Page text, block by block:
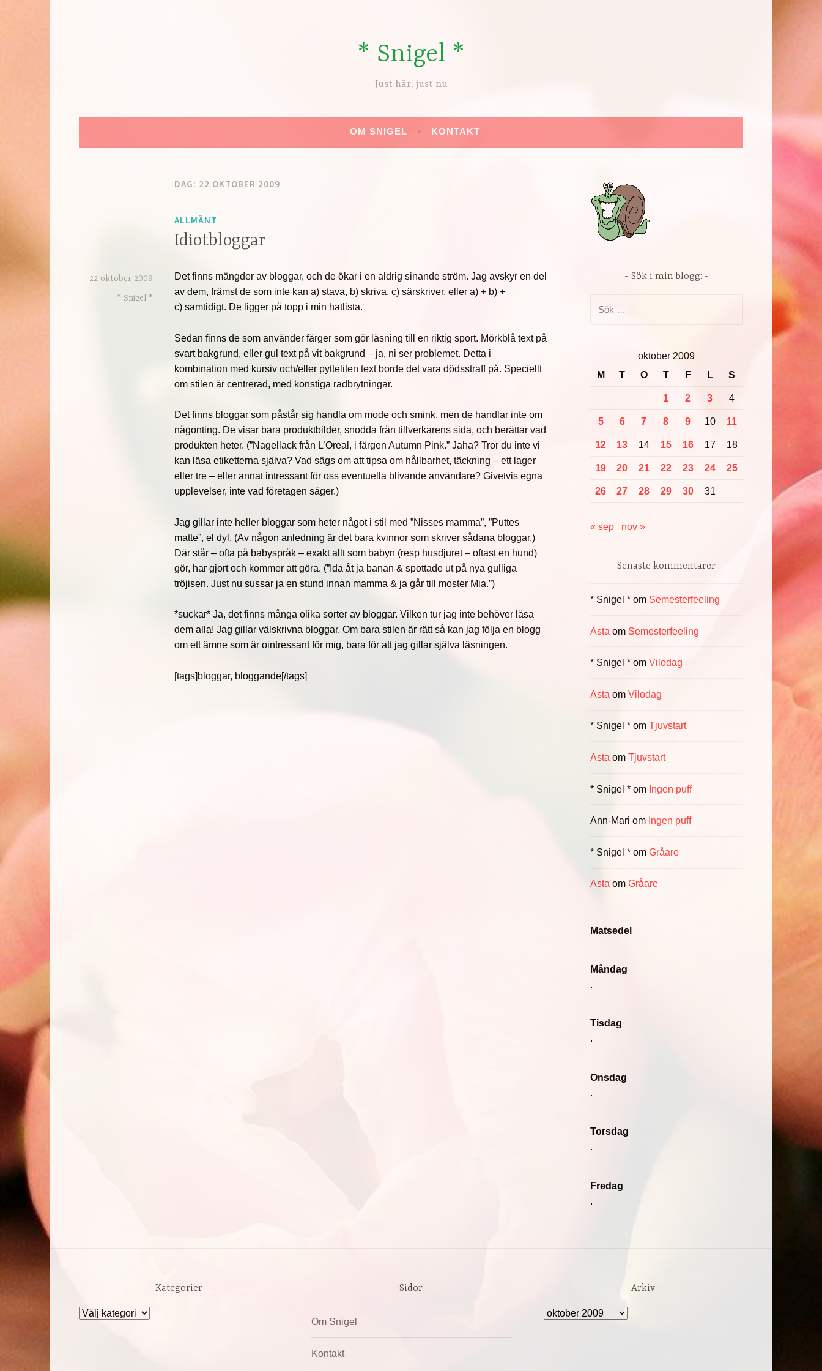
* Snigel *
Just här, just nu
OM SNIGEL KONTAKT
DAG: 22 OKTOBER 2009
ALLMÄNT
Idiotbloggar
22 oktober 2009
* Snigel *
Det finns mängder av bloggar, och de ökar i en aldrig sinande ström. Jag avskyr en del
av dem, främst de som inte kan a) stava, b) skriva, c) särskriver, eller a) + b) +
c) samtidigt. De ligger på topp i min hatlista.
Sedan finns de som använder färger som gör läsning till en riktig sport. Mörkblå text på
svart bakgrund, eller gul text på vit bakgrund – ja, ni ser problemet. Detta i
kombination med kursiv och/eller pytteliten text borde det vara dödsstraff på. Speciellt
om stilen är centrerad, med konstiga radbrytningar.
Det finns bloggar som påstår sig handla om mode och smink, men de handlar inte om
någonting. De visar bara produktbilder, snodda från tillverkarens sida, och berättar vad
produkten heter. (”Nagellack från L’Oreal, i färgen Autumn Pink.” Jaha? Tror du inte vi
kan läsa etiketterna själva? Vad sägs om att tipsa om hållbarhet, täckning – ett lager
eller tre – eller annat intressant för oss eventuella blivande användare? Givetvis egna
upplevelser, inte vad företagen säger.)
Jag gillar inte heller bloggar som heter något i stil med ”Nisses mamma”, ”Puttes
matte”, el dyl. (Av någon anledning är det bara kvinnor som skriver sådana bloggar.)
Där står – ofta på babyspråk – exakt allt som babyn (resp husdjuret – oftast en hund)
gör, har gjort och kommer att göra. (”Ida åt ja banan & spottade ut på nya gulliga
tröjisen. Just nu sussar ja en stund innan mamma & ja går till moster Mia.”)
*suckar* Ja, det finns många olika sorter av bloggar. Vilken tur jag inte behöver läsa
dem alla! Jag gillar välskrivna bloggar. Om bara stilen är rätt så kan jag följa en blogg
om ett ämne som är ointressant för mig, bara för att jag gillar själva läsningen.
[tags]bloggar, bloggande[/tags]
Sök i min blogg:
oktober 2009
M
T O T F L S
1 2 3 4
5 6 7 8 9 10 11
12 13 14 15 16 17 18
19 20 21 22 23 24 25
26 27 28 29 30 31
« sep nov »
Senaste kommentarer
* Snigel *om Semesterfeeling
Asta om Semesterfeeling
* Snigel *om Vilodag
Asta om Vilodag
* Snigel *om Tjuvstart
Asta om Tjuvstart
* Snigel *om Ingen puff
Ann-Mari om Ingen puff
* Snigel *om Gråare
Astaom Gråare
Matsedel
Måndag
.
Tisdag
.
Onsdag
.
Torsdag
.
Fredag
.
Kategorier
Kategorier
Sidor
Om Snigel
Kontakt
Arkiv
Arkiv